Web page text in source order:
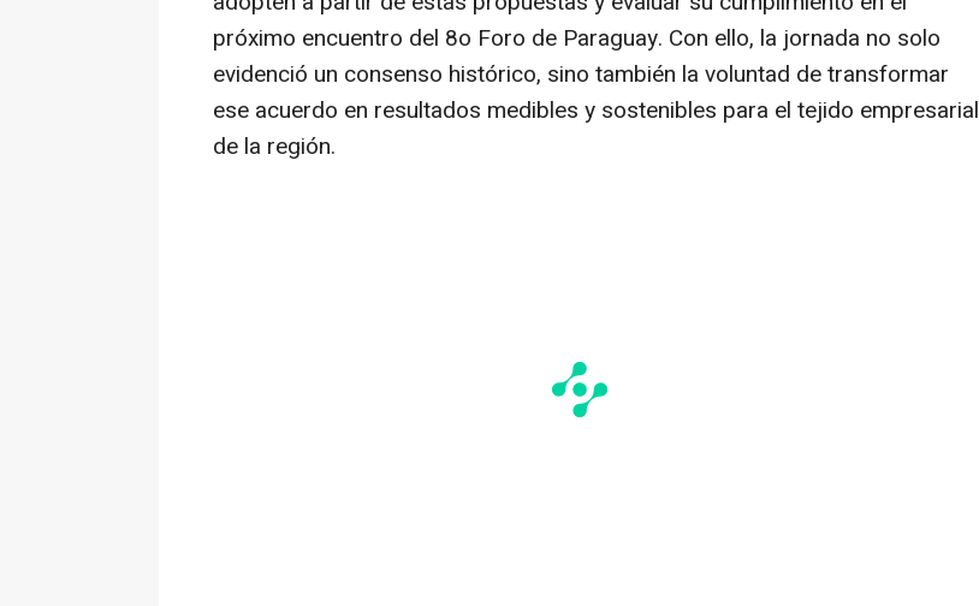
próximo encuentro del 8o Foro de Paraguay. Con ello, la jornada no solo
evidenció un consenso histórico, sino también la voluntad de transformar
ese acuerdo en resultados medibles y sostenibles para el tejido empresarial
de la región.